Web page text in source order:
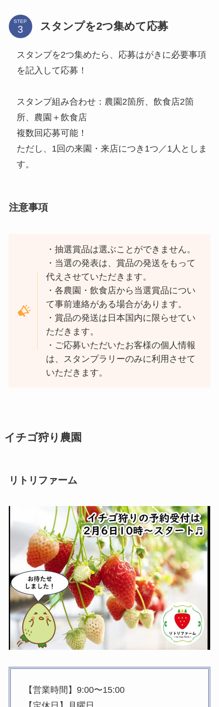
STEP スタンプを2つ集めて応募
スタンプを2つ集めたら、応募はがきに必要事項
を記入して応募！
スタンプ組み合わせ：農園2箇所、飲食店2箇
所、農園＋飲食店
複数回応募可能！
ただし、1回の来園・来店につき1つ／1人としま
す。
注意事項
・抽選賞品は選ぶことができません。
・当選の発表は、賞品の発送をもって
代えさせていただきます。
・各農園・飲食店から当選賞品につい
て事前連絡がある場合があります。
・賞品の発送は日本国内に限らせてい
ただきます。
・ご応募いただいたお客様の個人情報
は、スタンプラリーのみに利用させて
いただきます。
イチゴ狩り農園
リトリファーム
【営業時間】9:00〜15:00